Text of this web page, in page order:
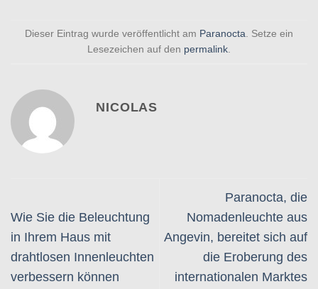
Dieser Eintrag wurde veröffentlicht am Paranocta . Setze ein
Lesezeichen auf den permalink
NICOLAS
Wie Sie die Beleuchtung
in Ihrem Haus mit
drahtlosen Innenleuchten
verbessern können
Paranocta, die
Nomadenleuchte aus
Angevin, bereitet sich auf
die Eroberung des
internationalen Marktes